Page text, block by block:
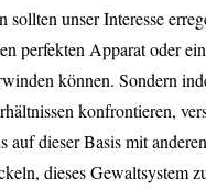
unser Interesse
perfekten Apparat oder
können. Sondern
konfrontieren,
auf dieser Basis mit
dieses Gewaltsystem